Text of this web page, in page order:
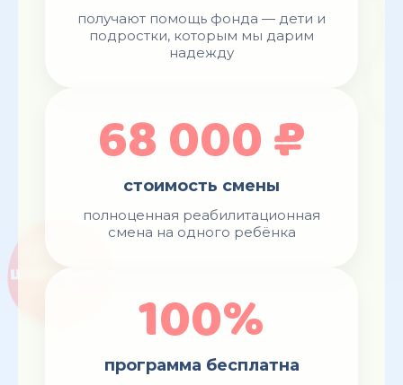
получают помощь фонда — дети и
подростки, которым мы дарим
надежду
68 000 ₽
стоимость смены
полноценная реабилитационная
смена на одного ребёнка
100%
программа бесплатна